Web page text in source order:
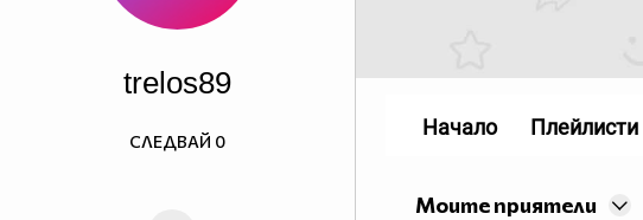
trelos89
СЛЕДВАЙ 0
Моите приятели
Начало Плейлисти